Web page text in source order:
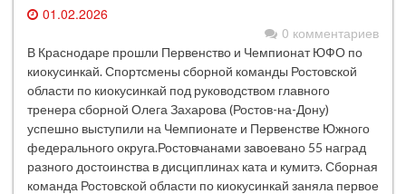
01.02.2026
0 комментариев
В Краснодаре прошли Первенство и Чемпионат ЮФО по
киокусинкай. Спортсмены сборной команды Ростовской
области по киокусинкай под руководством главного
тренера сборной Олега Захарова (Ростов-на-Дону)
успешно выступили на Чемпионате и Первенстве Южного
федерального округа.Ростовчанами завоевано 55 наград
разного достоинства в дисциплинах ката и кумитэ. Сборная
команда Ростовской области по киокусинкай заняла первое